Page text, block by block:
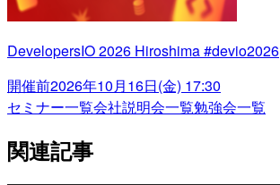
DevelopersIO 2026 Hiroshima #devio2026
開催前2026年10月16日(金) 17:30
セミナー一覧会社説明会一覧勉強会一覧
関連記事